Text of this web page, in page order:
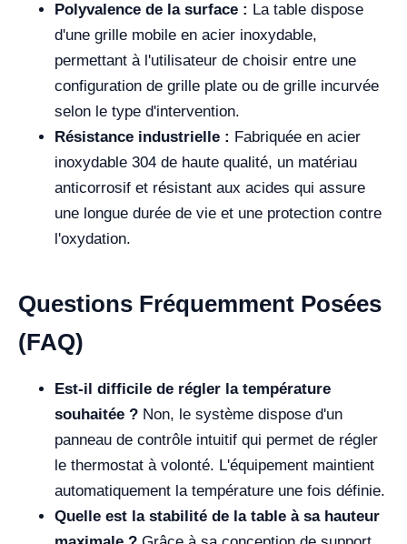
Polyvalence de la surface : La table dispose
d'une grille mobile en acier inoxydable,
permettant à l'utilisateur de choisir entre une
configuration de grille plate ou de grille incurvée
selon le type d'intervention.
Résistance industrielle : Fabriquée en acier
inoxydable 304 de haute qualité, un matériau
anticorrosif et résistant aux acides qui assure
une longue durée de vie et une protection contre
l'oxydation.
Questions Fréquemment Posées
(FAQ)
Est-il difficile de régler la température
souhaitée ? Non, le système dispose d'un
panneau de contrôle intuitif qui permet de régler
le thermostat à volonté. L'équipement maintient
automatiquement la température une fois définie.
Quelle est la stabilité de la table à sa hauteur